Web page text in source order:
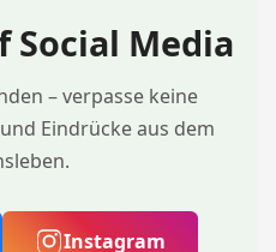
Social Media
– verpasse keine
Eindrücke aus dem
Instagram